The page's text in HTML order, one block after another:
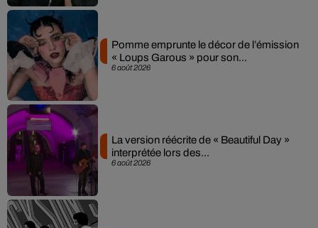
6 août 2026
Pomme emprunte le décor de l’émission
« Loups Garous » pour son...
6 août 2026
La version réécrite de « Beautiful Day »
interprétée lors des...